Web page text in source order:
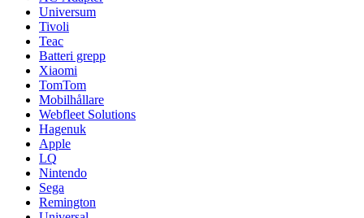
Universum
Tivoli
Teac
Batteri grepp
Xiaomi
TomTom
Mobilhållare
Webfleet Solutions
Hagenuk
Apple
LQ
Nintendo
Sega
Remington